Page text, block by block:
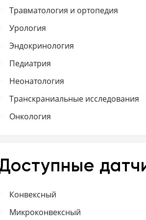
Травматология и ортопедия
Урология
Эндокринология
Педиатрия
Неонатология
Транскраниальные исследования
Онкология
Конвексный
Микроконвексный